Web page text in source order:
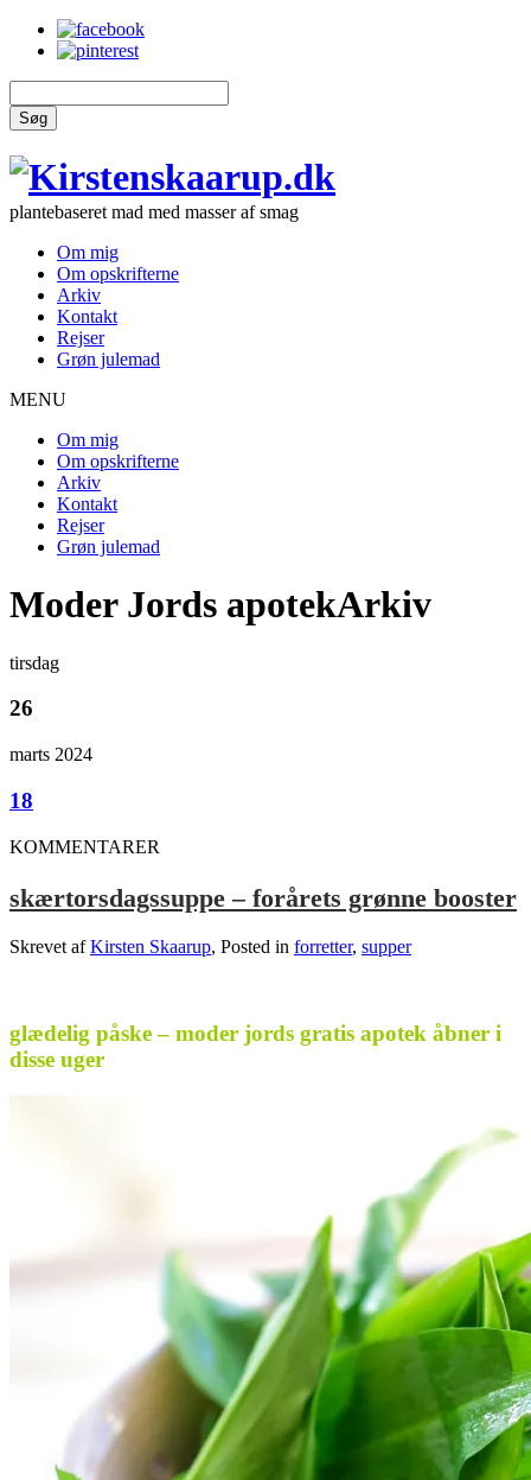
Søg
plantebaseret mad med masser af smag
Om mig
Om opskrifterne
Arkiv
Kontakt
Rejser
Grøn julemad
MENU
Om mig
Om opskrifterne
Arkiv
Kontakt
Rejser
Grøn julemad
Moder Jords apotekArkiv
tirsdag
26
marts 2024
18
KOMMENTARER
skærtorsdagssuppe – forårets grønne booster
Skrevet afKirsten Skaarup, Posted in forretter, supper
glædelig påske – moder jords gratis apotek åbner i
disse uger